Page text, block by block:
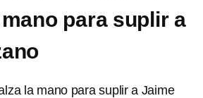
para suplir a
la mano para suplir a Jaime